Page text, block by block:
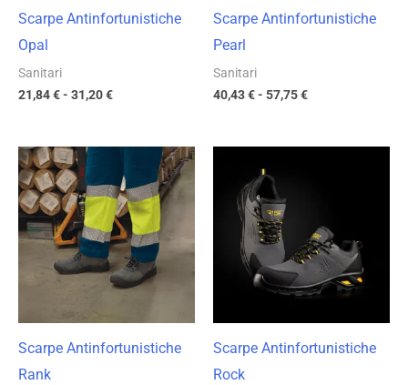
Scarpe Antinfortunistiche
Opal
Sanitari
21,84€- 31,20€
Scarpe Antinfortunistiche
Pearl
Sanitari
40,43€- 57,75€
Scarpe Antinfortunistiche
Rank
prezzo:
da
21,69 €
a
30,98 €
Scarpe Antinfortunistiche
Rock
a
84,33 €